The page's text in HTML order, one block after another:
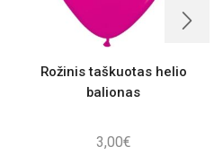
Rožinis taškuotas helio
balionas
3,00€